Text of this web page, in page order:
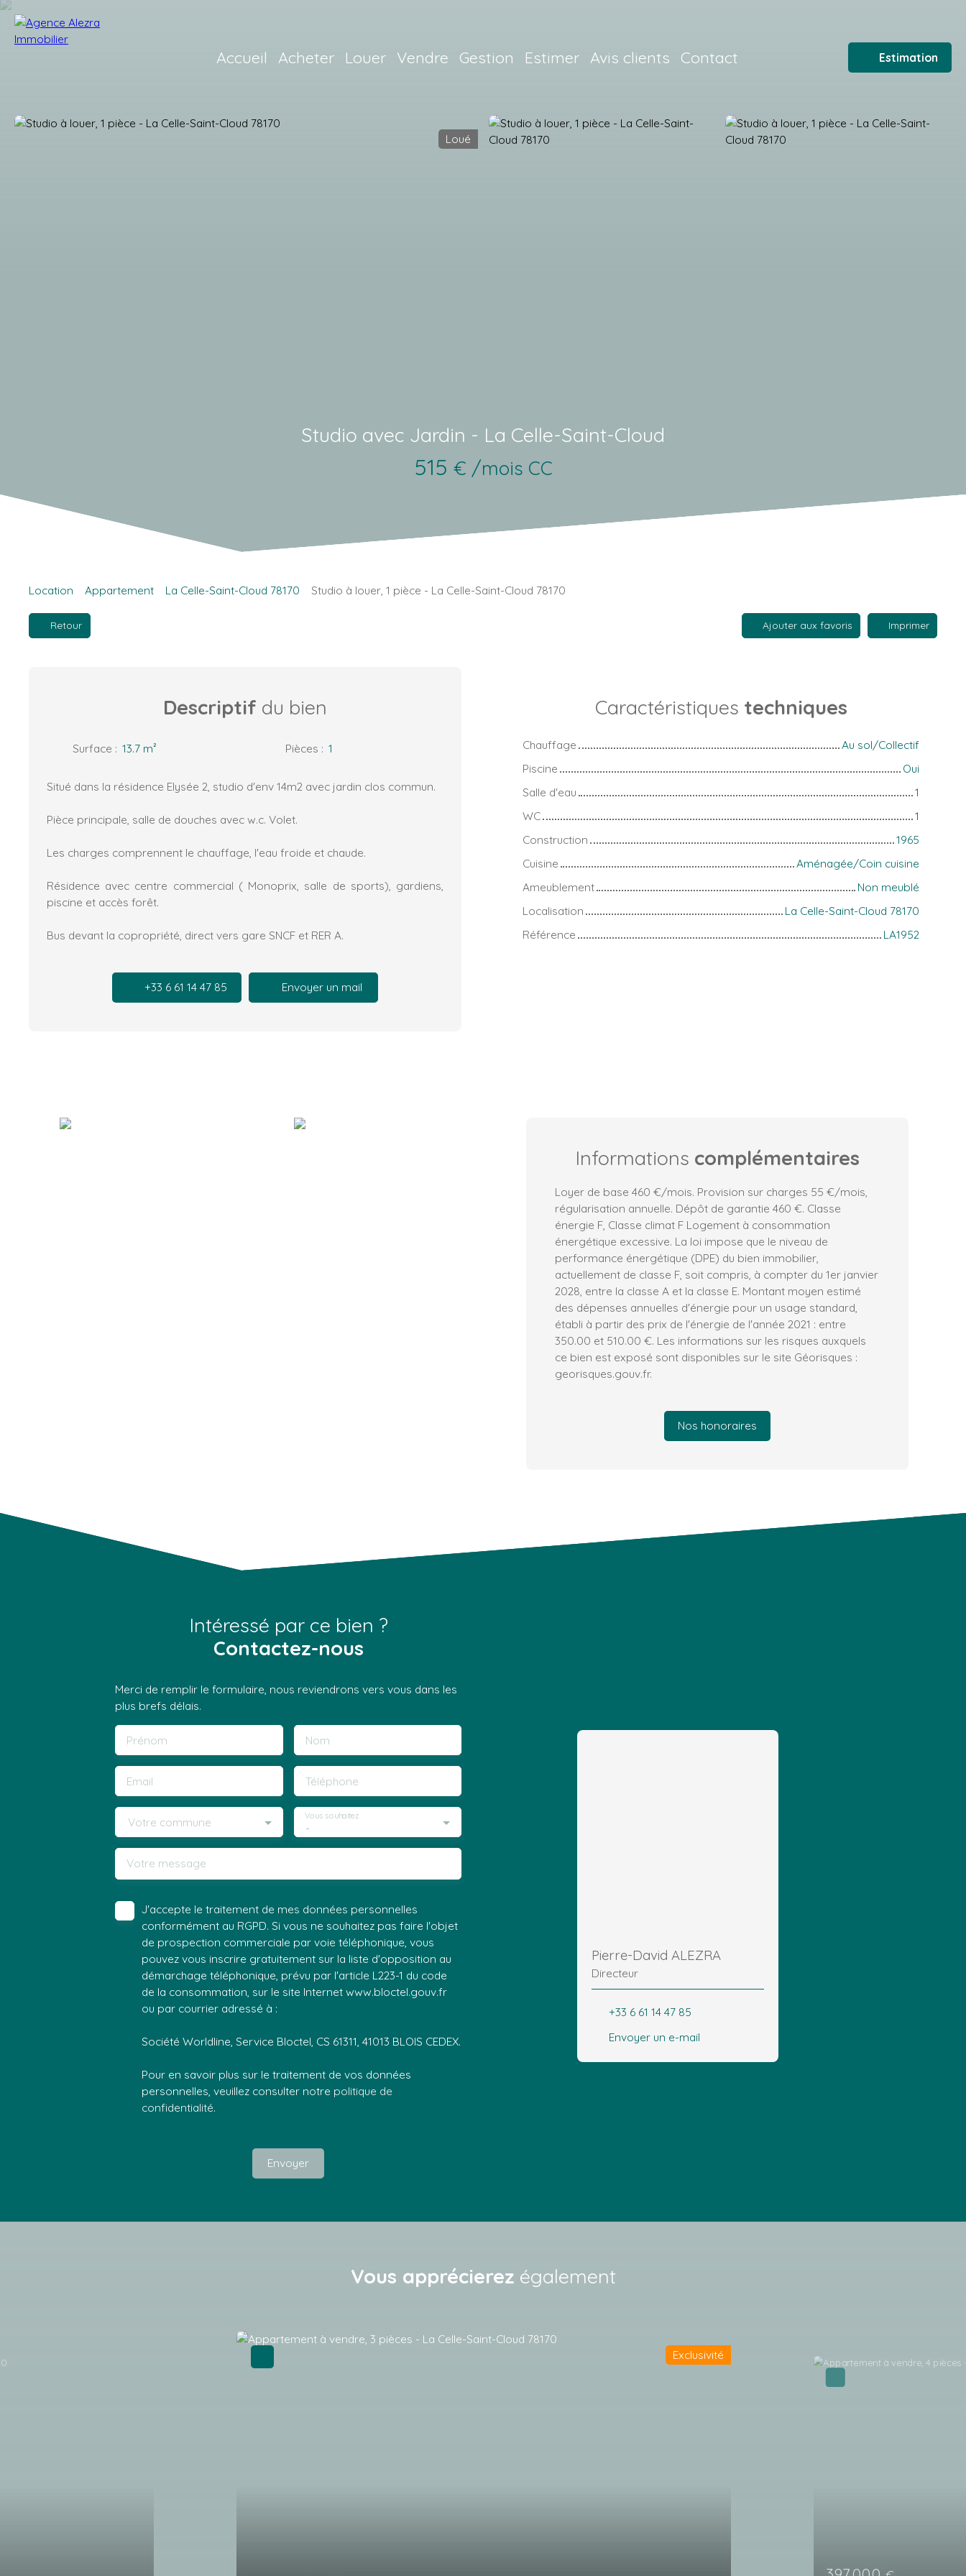
Accueil Acheter Louer Vendre Gestion Estimer Avis clients Contact Estimation
Loué
Studio avec Jardin - La Celle-Saint-Cloud
515 € /mois CC
Location Appartement La Celle-Saint-Cloud 78170 Studio à louer, 1 pièce - La Celle-Saint-Cloud 78170
Retour Ajouter aux favoris Imprimer
Descriptif du bien
Surface : 13.7 m² Pièces : 1
Situé dans la résidence Elysée 2, studio d'env 14m2 avec jardin clos commun.
Pièce principale, salle de douches avec w.c. Volet.
Les charges comprennent le chauffage, l'eau froide et chaude.
Résidence avec centre commercial ( Monoprix, salle de sports), gardiens,
piscine et accès forêt.
Bus devant la copropriété, direct vers gare SNCF et RER A.
+33 6 61 14 47 85 Envoyer un mail
Caractéristiques techniques
Chauffage
Au sol/Collectif
Piscine
Oui
Salle d'eau
1
WC
1
Construction
1965
Cuisine
Aménagée/Coin cuisine
Ameublement
Non meublé
Localisation
La Celle-Saint-Cloud 78170
Référence
LA1952
Informations complémentaires
Loyer de base 460 €/mois. Provision sur charges 55 €/mois,
régularisation annuelle. Dépôt de garantie 460 €. Classe
énergie F, Classe climat F Logement à consommation
énergétique excessive. La loi impose que le niveau de
performance énergétique (DPE) du bien immobilier,
actuellement de classe F, soit compris, à compter du 1er janvier
2028, entre la classe A et la classe E. Montant moyen estimé
des dépenses annuelles d'énergie pour un usage standard,
établi à partir des prix de l'énergie de l'année 2021 : entre
350.00 et 510.00 €. Les informations sur les risques auxquels
ce bien est exposé sont disponibles sur le site Géorisques :
georisques.gouv.fr.
Nos honoraires
Intéressé par ce bien ?
Contactez-nous
Merci de remplir le formulaire, nous reviendrons vers vous dans les
plus brefs délais.
Prénom Nom
Email Téléphone
Votre commune -
Vous souhaitez
Votre message
J'accepte le traitement de mes données personnelles
conformément au RGPD. Si vous ne souhaitez pas faire l'objet
de prospection commerciale par voie téléphonique, vous
pouvez vous inscrire gratuitement sur la liste d'opposition au
démarchage téléphonique, prévu par l'article L223-1 du code
de la consommation, sur le site Internet www.bloctel.gouv.fr
ou par courrier adressé à :
Société Worldline, Service Bloctel, CS 61311, 41013 BLOIS CEDEX.
Pour en savoir plus sur le traitement de vos données
personnelles, veuillez consulter notre politique de
confidentialité.
Envoyer
Pierre-David ALEZRA
Directeur
+33 6 61 14 47 85
Envoyer un e-mail
Vous apprécierez également
Exclusivité